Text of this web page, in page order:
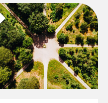
enkle råd til at spare penge på
tøjvasken